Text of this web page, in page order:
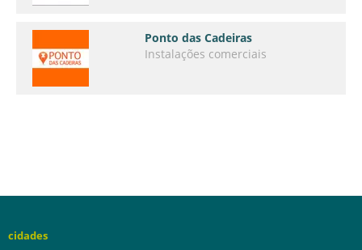
Ponto das Cadeiras
Instalações comerciais
cidades